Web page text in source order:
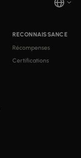
RECONNAISSANCE
Récompenses
Certifications